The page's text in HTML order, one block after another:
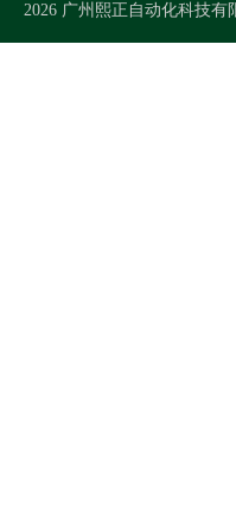
2026 广州熙正自动化科技有